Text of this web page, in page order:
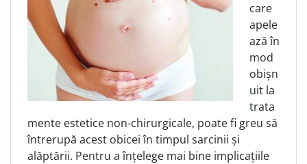
care
apele
ază în
mod
obișn
uit la
trata
mente estetice non-chirurgicale, poate fi greu să
întrerupă acest obicei în timpul sarcinii și
alăptării. Pentru a înțelege mai bine implicațiile